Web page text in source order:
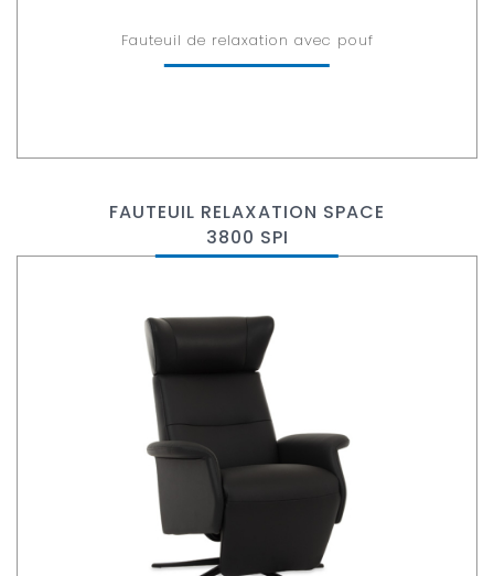
Fauteuil de relaxation avec pouf
FAUTEUIL RELAXATION SPACE
3800 SPI